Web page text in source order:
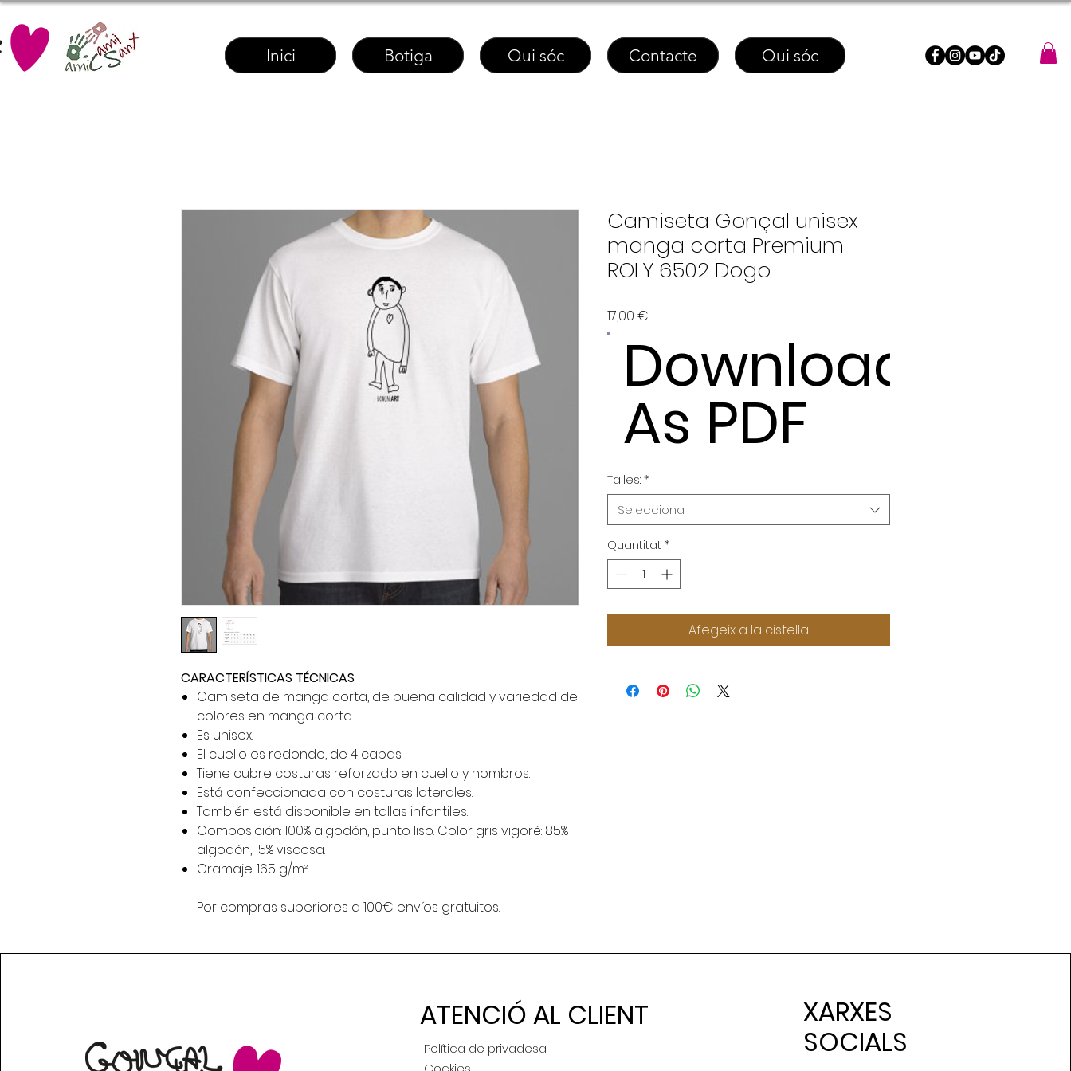
Inici Botiga Qui sóc Contacte Qui sóc
CARACTERÍSTICAS TÉCNICAS
Camiseta de manga corta, de buena calidad y variedad de
colores en manga corta.
Es unisex.
El cuello es redondo, de 4 capas.
Tiene cubre costuras reforzado en cuello y hombros.
Está confeccionada con costuras laterales.
También está disponible en tallas infantiles.
Composición: 100% algodón, punto liso. Color gris vigoré: 85%
algodón, 15% viscosa.
Gramaje: 165 g/m².
Por compras superiores a 100€ envíos gratuitos.
Camiseta Gonçal unisex
manga corta Premium
ROLY 6502 Dogo
17,00 €
Download
As PDF
Talles: *
Selecciona
Quantitat *
Afegeix a la cistella
ATENCIÓ AL CLIENT
Política de privadesa
XARXES
SOCIALS